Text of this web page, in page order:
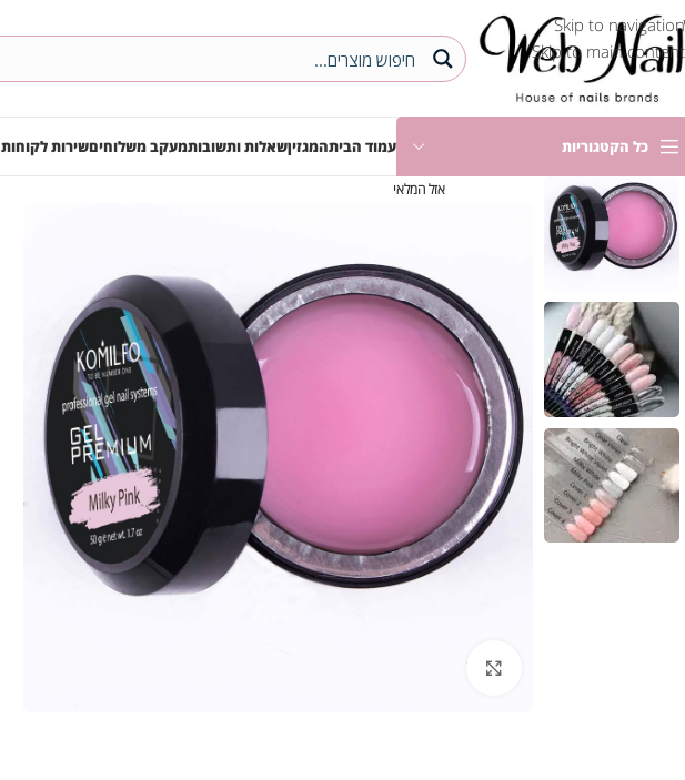
Skip to navigation
Skip to main content
כל הקטגוריות עמוד הביתהמגזיןשאלות ותשובותמעקב משלוחיםשירות לקוחות
אזל המלאי